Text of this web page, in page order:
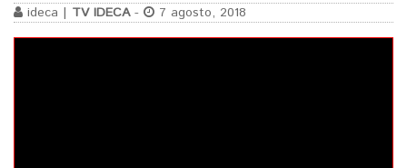
ideca | TV IDECA- 7 agosto, 2018